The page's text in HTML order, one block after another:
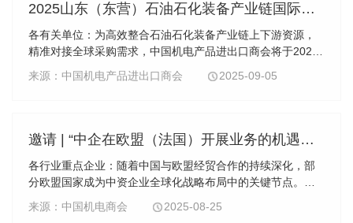
2025山东（东营）石油石化装备产业链国际合作对接会
各有关单位：为高效整合石油石化装备产业链上下游资源，
精准对接全球采购需求，中国机电产品进出口商会将于2025
年9月27日（第十八届中国（东营）国际石油石化装备与技术
展览会期间），在山东省东营市举办“2025山东...
来源：中国机电产品进出口商会 2025-09-05
邀请 | “中企在欧盟（法国）开展业务的机遇与法律挑战”讲座
各行业重点企业：随着中国与欧盟经贸合作的持续深化，部
分欧盟国家成为中资企业全球化战略布局中的关键节点。中
资企业通过建立当地销售网络，设立分支机构，或直接并购
本地企业等方式，逐步拓展其在欧洲的商业影响力，展开海
来源：中国机电商会 2025-08-25